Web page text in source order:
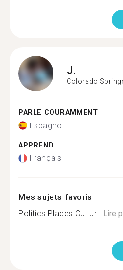
J.
Colorado
PARLE COURAMMENT
Espagnol
APPREND
Français
Mes sujets favoris
Politics Places Cultur...Lire